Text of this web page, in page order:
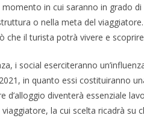
momento in cui saranno in grado
o nella meta del
che il turista potrà vivere e
i social eserciteranno
in quanto essi costituiranno
d’alloggio diventerà essenziale
viaggiatore, la cui scelta ricadrà su